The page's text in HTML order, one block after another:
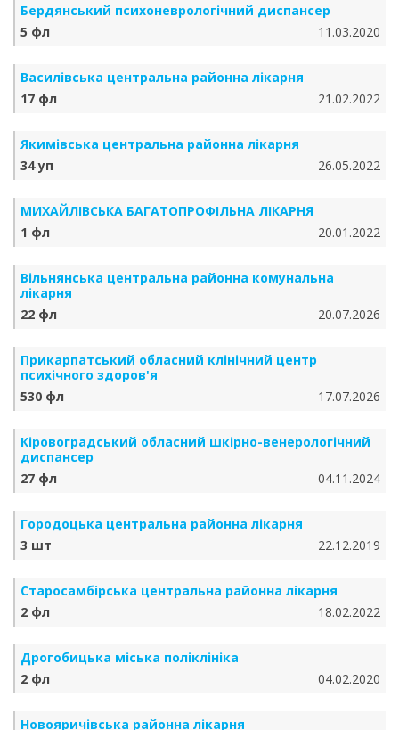
Бердянський психоневрологічний диспансер
5 фл
11.03.2020
Василівська центральна районна лікарня
17 фл
21.02.2022
Якимівська центральна районна лікарня
34 уп
26.05.2022
МИХАЙЛІВСЬКА БАГАТОПРОФІЛЬНА ЛІКАРНЯ
1 фл
20.01.2022
Вільнянська центральна районна комунальна
лікарня
22 фл
20.07.2026
Прикарпатський обласний клінічний центр
психічного здоров'я
530 фл
17.07.2026
Кіровоградський обласний шкірно-венерологічний
диспансер
27 фл
04.11.2024
Городоцька центральна районна лікарня
3 шт
22.12.2019
Старосамбірська центральна районна лікарня
2 фл
18.02.2022
Дрогобицька міська поліклініка
2 фл
04.02.2020
Новояричівська районна лікарня